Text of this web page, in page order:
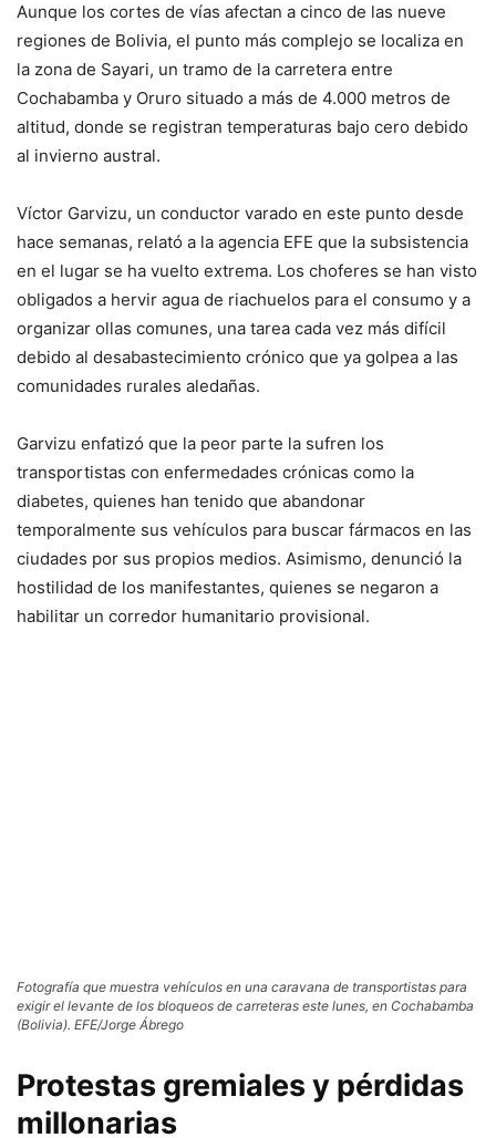
Aunque los cortes de vías afectan a cinco de las nueve
regiones de Bolivia, el punto más complejo se localiza en
la zona de Sayari, un tramo de la carretera entre
Cochabamba y Oruro situado a más de 4.000 metros de
altitud, donde se registran temperaturas bajo cero debido
al invierno austral.
Víctor Garvizu, un conductor varado en este punto desde
hace semanas, relató a la agencia EFE que la subsistencia
en el lugar se ha vuelto extrema. Los choferes se han visto
obligados a hervir agua de riachuelos para el consumo y a
organizar ollas comunes, una tarea cada vez más difícil
debido al desabastecimiento crónico que ya golpea a las
comunidades rurales aledañas.
Garvizu enfatizó que la peor parte la sufren los
transportistas con enfermedades crónicas como la
diabetes, quienes han tenido que abandonar
temporalmente sus vehículos para buscar fármacos en las
ciudades por sus propios medios. Asimismo, denunció la
hostilidad de los manifestantes, quienes se negaron a
habilitar un corredor humanitario provisional.
Fotografía que muestra vehículos en una caravana de transportistas para
exigir el levante de los bloqueos de carreteras este lunes, en Cochabamba
(Bolivia). EFE/Jorge Ábrego
Protestas gremiales y pérdidas
millonarias